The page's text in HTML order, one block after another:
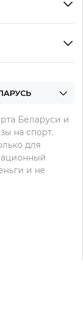
Беларуси и
на спорт.
для
и не